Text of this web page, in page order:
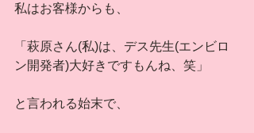
私はお客様からも、
「萩原さん(私)は、デス先生(エンビロ
ン開発者)大好きですもんね、笑」
と言われる始末で、